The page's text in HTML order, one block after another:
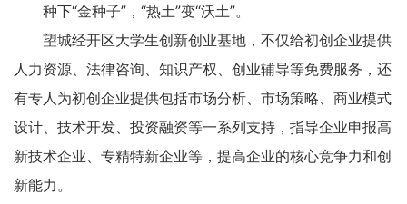
种下“金种子”，“热土”变“沃土”。
望城经开区大学生创新创业基地，不仅给初创企业提供
人力资源、法律咨询、知识产权、创业辅导等免费服务，还
有专人为初创企业提供包括市场分析、市场策略、商业模式
设计、技术开发、投资融资等一系列支持，指导企业申报高
新技术企业、专精特新企业等，提高企业的核心竞争力和创
新能力。